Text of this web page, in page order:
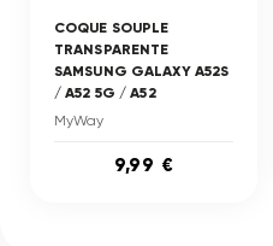
COQUE SOUPLE
TRANSPARENTE
SAMSUNG GALAXY A52S
/ A52 5G / A52
MyWay
9,99 €